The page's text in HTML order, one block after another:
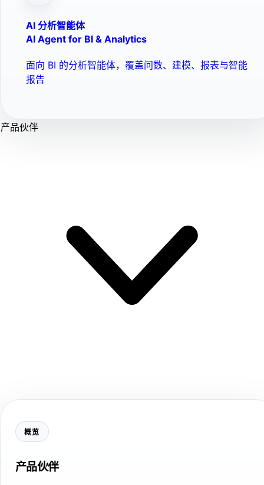
AI 分析智能体
AI Agent for BI & Analytics
面向 BI 的分析智能体，覆盖问数、建模、报表与智能
报告
产品伙伴
概览
产品伙伴